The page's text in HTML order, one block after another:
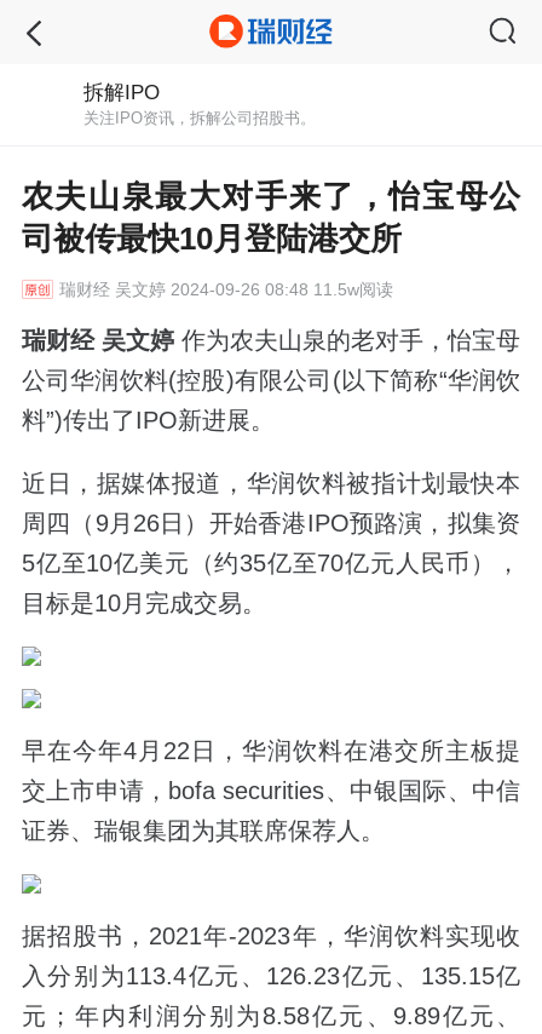
拆解IPO
关注IPO资讯，拆解公司招股书。
农夫山泉最大对手来了，怡宝母公
司被传最快10月登陆港交所
瑞财经吴文婷 2024-09-26 08:48 11.5w阅读
瑞财经 吴文婷 作为农夫山泉的老对手，怡宝母
公司华润饮料(控股)有限公司(以下简称“华润饮
料”)传出了IPO新进展。
近日，据媒体报道，华润饮料被指计划最快本
周四（9月26日）开始香港IPO预路演，拟集资
5亿至10亿美元（约35亿至70亿元人民币），
目标是10月完成交易。
早在今年4月22日，华润饮料在港交所主板提
交上市申请，bofa securities、中银国际、中信
证券、瑞银集团为其联席保荐人。
据招股书，2021年-2023年，华润饮料实现收
入分别为113.4亿元、126.23亿元、135.15亿
元；年内利润分别为8.58亿元、9.89亿元、